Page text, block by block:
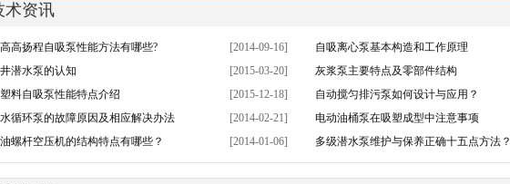
术资讯
高扬程自吸泵性能方法有哪些? [2014-09-16] 自吸离心泵基本构造和工作原理
潜水泵的认知
[2015-03-20] 灰浆泵主要特点及零部件结构
料自吸泵性能特点介绍
[2015-12-18] 自动搅匀排污泵如何设计与应用？
循环泵的故障原因及相应解决办法
[2014-02-21] 电动油桶泵在吸塑成型中注意事项
螺杆空压机的结构特点有哪些？
[2014-01-06] 多级潜水泵维护与保养正确十五点方法？